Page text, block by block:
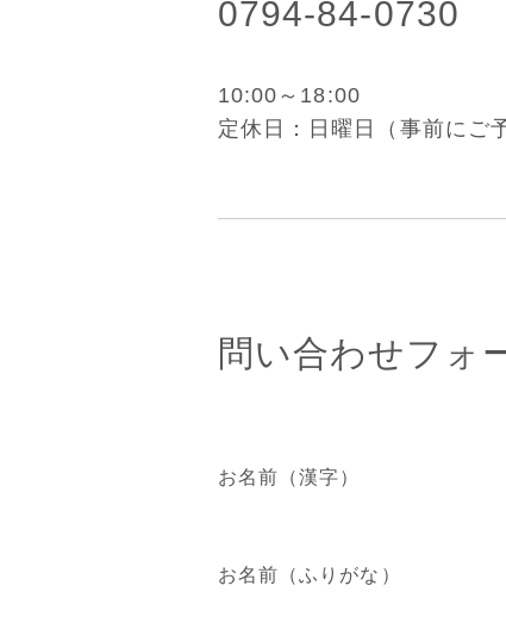
0794-84-0730
10:00～18:00
定休日：日曜日（事前にご
問い合わせフォ
お名前（漢字）
お名前（ふりがな）